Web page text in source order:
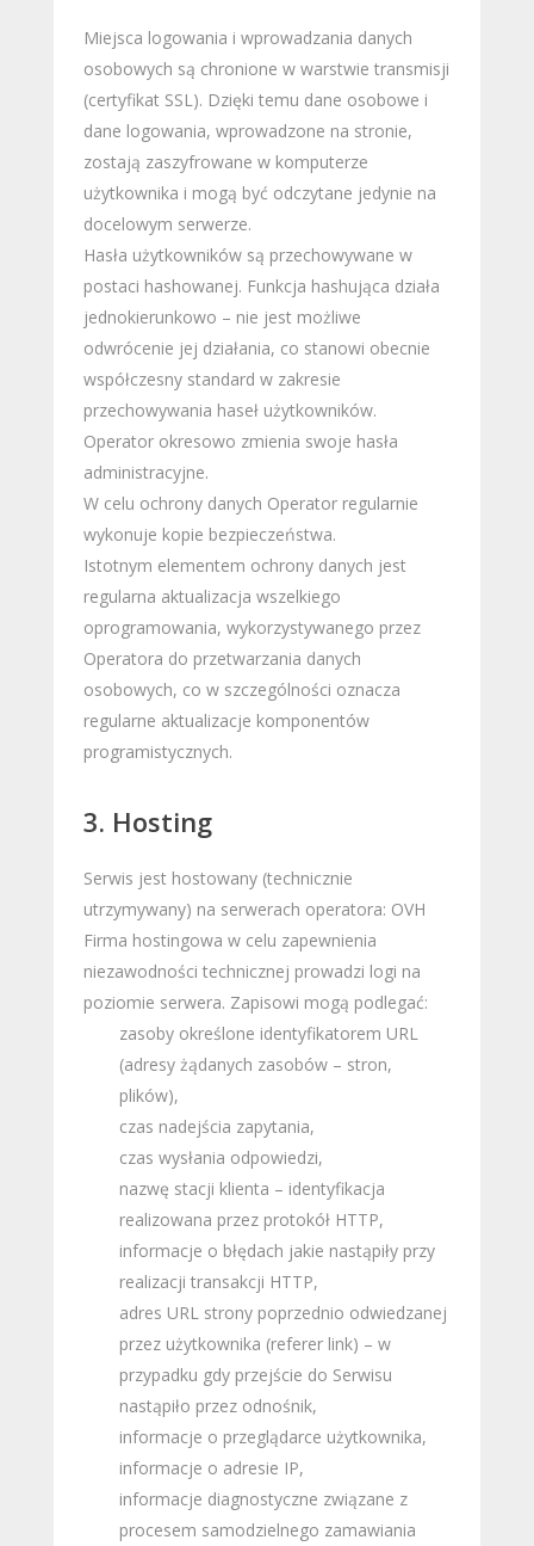
Miejsca logowania i wprowadzania danych
osobowych są chronione w warstwie transmisji
(certyfikat SSL). Dzięki temu dane osobowe i
dane logowania, wprowadzone na stronie,
zostają zaszyfrowane w komputerze
użytkownika i mogą być odczytane jedynie na
docelowym serwerze.
Hasła użytkowników są przechowywane w
postaci hashowanej. Funkcja hashująca działa
jednokierunkowo – nie jest możliwe
odwrócenie jej działania, co stanowi obecnie
współczesny standard w zakresie
przechowywania haseł użytkowników.
Operator okresowo zmienia swoje hasła
administracyjne.
W celu ochrony danych Operator regularnie
wykonuje kopie bezpieczeństwa.
Istotnym elementem ochrony danych jest
regularna aktualizacja wszelkiego
oprogramowania, wykorzystywanego przez
Operatora do przetwarzania danych
osobowych, co w szczególności oznacza
regularne aktualizacje komponentów
programistycznych.
3. Hosting
Serwis jest hostowany (technicznie
utrzymywany) na serwerach operatora: OVH
Firma hostingowa w celu zapewnienia
niezawodności technicznej prowadzi logi na
poziomie serwera. Zapisowi mogą podlegać:
zasoby określone identyfikatorem URL
(adresy żądanych zasobów – stron,
plików),
czas nadejścia zapytania,
czas wysłania odpowiedzi,
nazwę stacji klienta – identyfikacja
realizowana przez protokół HTTP,
informacje o błędach jakie nastąpiły przy
realizacji transakcji HTTP,
adres URL strony poprzednio odwiedzanej
przez użytkownika (referer link) – w
przypadku gdy przejście do Serwisu
nastąpiło przez odnośnik,
informacje o przeglądarce użytkownika,
informacje o adresie IP,
informacje diagnostyczne związane z
procesem samodzielnego zamawiania